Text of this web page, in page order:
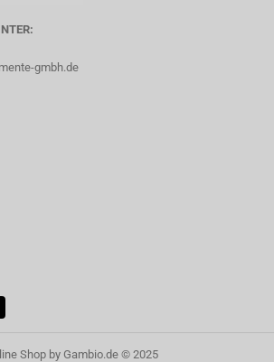
gmbh.de
Shop by Gambio.de © 2025